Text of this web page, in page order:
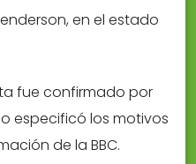
en el estado
fue confirmado por
especificó los motivos
de la BBC.